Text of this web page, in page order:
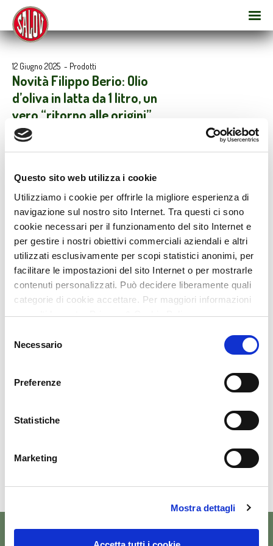
Questo sito web utilizza i cookie
Utilizziamo i cookie per offrirle la migliore esperienza di
navigazione sul nostro sito Internet. Tra questi ci sono
cookie necessari per il funzionamento del sito Internet e
per gestire i nostri obiettivi commerciali aziendali e altri
utilizzati esclusivamente per scopi statistici anonimi, per
facilitare le impostazioni del sito Internet o per mostrarle
contenuti personalizzati. Può decidere liberamente quali
categorie di cookie accettare. Per maggiori informazioni
consulti la nostra Privacy & Cookie Policy
delNecessario
Preferenze
Statistiche
Marketing
Mostra dettagli
12 Giugno 2025 - Prodotti
Novità Filippo Berio: Olio
d’oliva in latta da 1 litro, un
vero “ritorno alle origini”